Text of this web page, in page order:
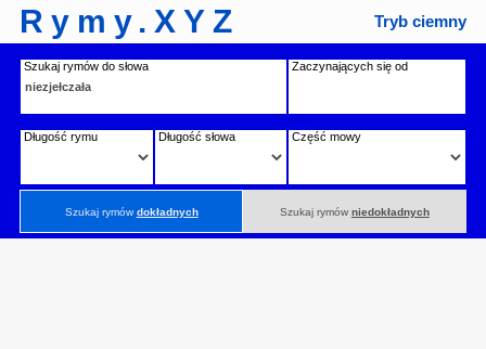
Rymy.XYZ Tryb ciemny
Szukaj rymów do słowa Zaczynających się od
Długość rymu Długość słowa Część mowy
Szukaj rymówdokładnych Szukaj rymów niedokładnych